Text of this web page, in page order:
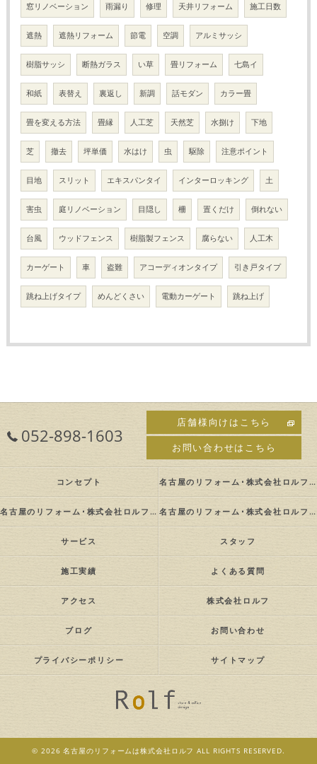
窓リノベーション 雨漏り 修理 天井リフォーム 施工日数
遮熱 遮熱リフォーム 節電 空調 アルミサッシ
樹脂サッシ 断熱ガラス い草 畳リフォーム 七島イ
和紙 表替え 裏返し 新調 話モダン カラー畳
畳を変える方法 畳縁 人工芝 天然芝 水捌け 下地
芝 撤去 坪単価 水はけ 虫 駆除 注意ポイント
目地 スリット エキスパンタイ インターロッキング 土
害虫 庭リノベーション 目隠し 柵 置くだけ 倒れない
台風 ウッドフェンス 樹脂製フェンス 腐らない 人工木
カーゲート 車 盗難 アコーディオンタイプ 引き戸タイプ
跳ね上げタイプ めんどくさい 電動カーゲート 跳ね上げ
052-898-1603
店舗様向けはこちら
お問い合わせはこちら
コンセプト 名古屋のリフォーム･株式会社ロルフの口コミ情報
名古屋のリフォーム･株式会社ロルフの評判 名古屋のリフォーム･株式会社ロルフのお客様の声
サービス スタッフ
施工実績 よくある質問
アクセス 株式会社ロルフ
ブログ お問い合わせ
プライバシーポリシー サイトマップ
© 2026 名古屋のリフォームは株式会社ロルフ ALL RIGHTS RESERVED.